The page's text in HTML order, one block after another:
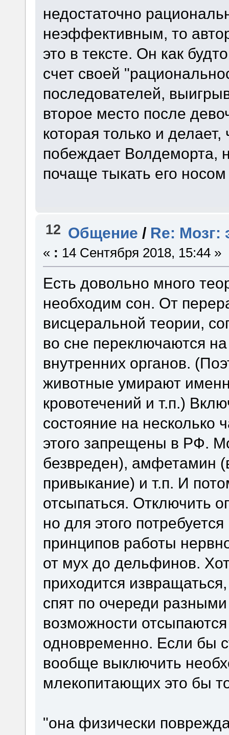
недостаточно
неэффективным, то
это в тексте. Он как
счет своей
последователей,
второе место после
которая только и
побеждает Волдеморта,
почаще тыкать его
12 Общение / Re: Мозг:
« : 14 Сентября 2018, 15:44 »
Есть довольно много
необходим сон. От
висцеральной теории,
во сне переключаются
внутренних органов.
животные умирают
кровотечений и т.п.)
состояние на
этого запрещены в РФ.
безвреден), амфетамин
привыкание) и т.п. И
отсыпаться. Отключить
но для этого
принципов работы
от мух до дельфинов.
приходится
спят по очереди
возможности
одновременно. Если бы
вообще выключить
млекопитающих это бы
"она физически